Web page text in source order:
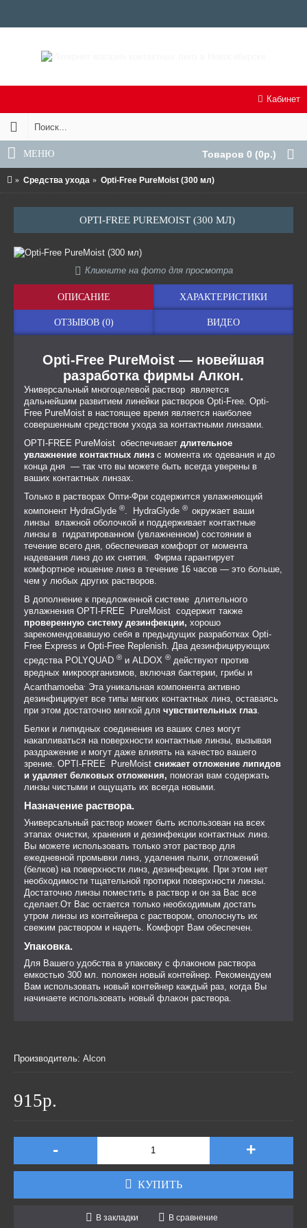
Товаров 0 (0р.)
Кабинет
МЕНЮ
Средства ухода Opti-Free PureMoist (300 мл)
OPTI-FREE PUREMOIST (300 МЛ)
Кликните на фото для просмотра
ОПИСАНИЕ ХАРАКТЕРИСТИКИ
ОТЗЫВОВ (0) ВИДЕО
Opti-Free PureMoist — новейшая
разработка фирмы Алкон.
Универсальный многоцелевой раствор является
дальнейшим развитием линейки растворов Opti-Free. Opti-
Free PureMoist в настоящее время является наиболее
совершенным средством ухода за контактными линзами.
OPTI-FREE PureMoist обеспечивает длительное
увлажнение контактных линз с момента их одевания и до
конца дня — так что вы можете быть всегда уверены в
ваших контактных линзах.
Только в растворах Опти-Фри содержится увлажняющий
компонент HydraGlyde ®. HydraGlyde ® окружает ваши
линзы влажной оболочкой и поддерживает контактные
линзы в гидратированном (увлажненном) состоянии в
течение всего дня, обеспечивая комфорт от момента
надевания линз до их снятия. Фирма гарантирует
комфортное ношение линз в течение 16 часов — это больше,
чем у любых других растворов.
В дополнение к предложенной системе длительного
увлажнения OPTI-FREE PureMoist содержит также
проверенную систему дезинфекции, хорошо
зарекомендовавшую себя в предыдущих разработках Opti-
Free Express и Opti-Free Replenish. Два дезинфицирующих
средства POLYQUAD ® и ALDOX ® действуют против
вредных микроорганизмов, включая бактерии, грибы и
Acanthamoeba Эта уникальная компонента активно
дезинфицирует все типы мягких контактных линз, оставаясь
при этом достаточно мягкой для чувствительных глаз
Белки и липидных соединения из ваших слез могут
накапливаться на поверхности контактные линзы, вызывая
раздражение и могут даже влияять на качество вашего
зрение. OPTI-FREE PureMoist снижает отложение липидов
и удаляет белковых отложения, помогая вам содержать
линзы чистыми и ощущать их всегда новыми.
Назначение раствора.
Универсальный раствор может быть использован на всех
этапах очистки, хранения и дезинфекции контактных линз.
Вы можете использовать только этот раствор для
ежедневной промывки линз, удаления пыли, отложений
(белков) на поверхности линз, дезинфекции. При этом нет
необходимости тщательной протирки поверхности линзы.
Достаточно линзы поместить в раствор и он за Вас все
сделает.От Вас остается только необходимым достать
утром линзы из контейнера с раствором, ополоснуть их
свежим раствором и надеть. Комфорт Вам обеспечен.
Упаковка.
Для Вашего удобства в упаковку с флаконом раствора
емкостью 300 мл. положен новый контейнер. Рекомендуем
Вам использовать новый контейнер каждый раз, когда Вы
начинаете использовать новый флакон раствора.
Производитель: Alcon
915р.
- +
КУПИТЬ
В закладки В сравнение